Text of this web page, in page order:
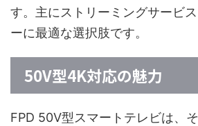
す。主にストリーミングサービ
ーに最適な選択肢です。
50V型4K対応の魅力
FPD 50V型スマートテレビは、